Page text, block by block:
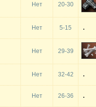
Нет 20-30
Нет 5-15
Нет 29-39
Нет 32-42
Нет 26-36